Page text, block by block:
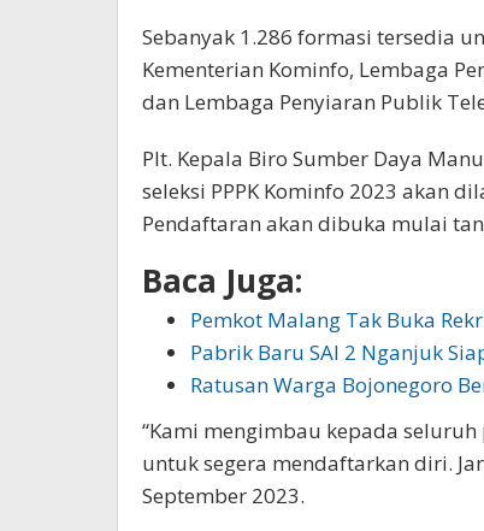
Sebanyak 1.286 formasi tersedia
Kementerian Kominfo, Lembaga
dan Lembaga Penyiaran Publik
Plt. Kepala Biro Sumber Daya
seleksi PPPK Kominfo 2023 akan
Pendaftaran akan dibuka mulai
Baca Juga:
Pemkot Malang Tak Buka
Pabrik Baru SAI 2 Nganjuk
Ratusan Warga Bojonegoro
“Kami mengimbau kepada
untuk segera mendaftarkan diri.
September 2023.